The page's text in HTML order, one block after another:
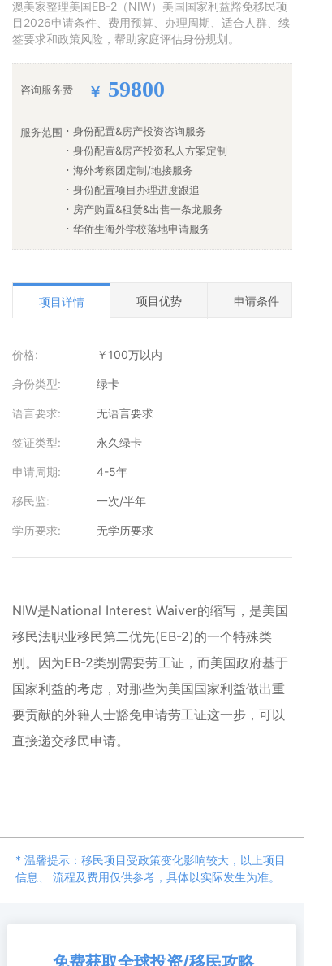
澳美家整理美国EB-2（NIW）美国国家利益豁免移民项
目2026申请条件、费用预算、办理周期、适合人群、续
签要求和政策风险，帮助家庭评估身份规划。
咨询服务费 ￥ 59800
服务范围
身份配置&房产投资咨询服务
身份配置&房产投资私人方案定制
海外考察团定制/地接服务
身份配置项目办理进度跟追
房产购置&租赁&出售一条龙服务
华侨生海外学校落地申请服务
项目详情 项目优势 申请条件
价格: ￥100万以内
身份类型: 绿卡
语言要求: 无语言要求
签证类型: 永久绿卡
申请周期: 4-5年
移民监: 一次/半年
学历要求: 无学历要求
NIW是National Interest Waiver的缩写，是美国
移民法职业移民第二优先(EB-2)的一个特殊类
别。因为EB-2类别需要劳工证，而美国政府基于
国家利益的考虑，对那些为美国国家利益做出重
要贡献的外籍人士豁免申请劳工证这一步，可以
直接递交移民申请。
* 温馨提示：移民项目受政策变化影响较大，以上项目
信息、 流程及费用仅供参考，具体以实际发生为准。
免费获取全球投资/移民攻略